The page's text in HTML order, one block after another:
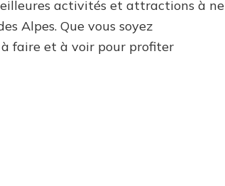
personnes
:
activités
activités et attractions à ne
Alpes. Que vous soyez
à faire et à voir pour profiter